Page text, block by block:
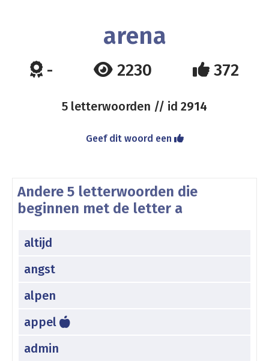
arena
- 2230 372
5 letterwoorden // id 2914
Geef dit woord een
Andere 5 letterwoorden die
beginnen met de letter a
altijd
angst
alpen
appel
admin